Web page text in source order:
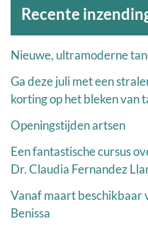
Recente
Nieuwe, ultramoderne
Ga deze juli met een
korting op het bleken van
Openingstijden artsen
Een fantastische cursus
Dr. Claudia Fernandez
Vanaf maart beschikbaar
Benissa